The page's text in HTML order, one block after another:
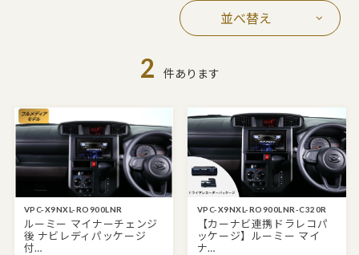
並べ替え
2 件あります
VPC-X9NXL-RO900LNR
ルーミー マイナーチェンジ
後 ナビレディパッケージ
付…
VPC-X9NXL-RO900LNR-C320R
【カーナビ連携ドラレコパ
ッケージ】ルーミー マイ
ナ…